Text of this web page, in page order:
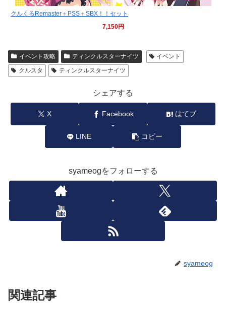
クルくるRemaster＋PSS＋SBX！！セット
7,150円
イベント攻略 ティンクルスターナイツ
イベント
クルスタ
ティンクルスターナイツ
シェアする
X Facebook はてブ
LINE コピー
syameogをフォローする
syameog
関連記事